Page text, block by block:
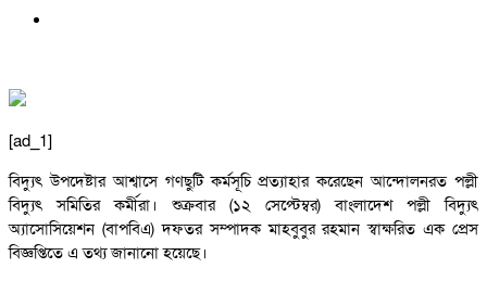
[ad_1]
বিদ্যুৎ উপদেষ্টার আশ্বাসে গণছুটি কর্মসূচি প্রত্যাহার করেছেন আন্দোলনরত পল্লী
বিদ্যুৎ সমিতির কর্মীরা। শুক্রবার (১২ সেপ্টেম্বর) বাংলাদেশ পল্লী বিদ্যুৎ
অ্যাসোসিয়েশন (বাপবিএ) দফতর সম্পাদক মাহবুবুর রহমান স্বাক্ষরিত এক প্রেস
বিজ্ঞপ্তিতে এ তথ্য জানানো হয়েছে।